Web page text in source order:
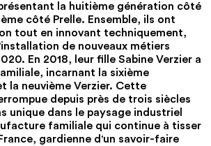
la huitième génération côté
côté Prelle. Ensemble, ils ont
tout en innovant techniquement,
de nouveaux métiers
En 2018, leur fille Sabine Verzier a
incarnant la sixième
la neuvième Verzier. Cette
depuis près de trois siècles
unique dans le paysage industriel
familiale qui continue à tisser
gardienne d'un savoir-faire